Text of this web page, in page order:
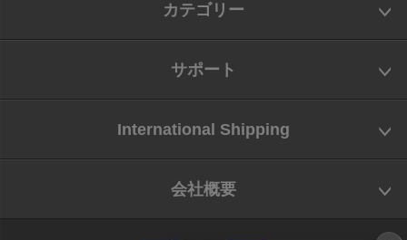
カテゴリー
サポート
International Shipping
会社概要